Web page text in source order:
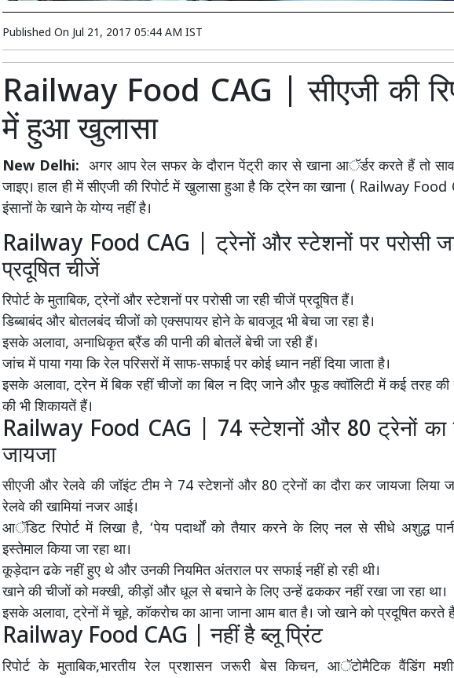
Published On Jul 21, 2017 05:44 AM IST
Railway Food CAG | सीएजी की
में हुआ खुलासा
New Delhi: अगर आप रेल सफर के दौरान पेंट्री कार से खाना आॅर्डर करते हैं तो
जाइए। हाल ही में सीएजी की रिपोर्ट में खुलासा हुआ है कि ट्रेन का खाना ( Railway Food
इंसानों के खाने के योग्य नहीं है।
Railway Food CAG | ट्रेनों और स्टेशनों पर परोसी
प्रदूषित चीजें
रिपोर्ट के मुताबिक, ट्रेनों और स्टेशनों पर परोसी जा रही चीजें प्रदूषित हैं।
डिब्बाबंद और बोतलबंद चीजों को एक्सपायर होने के बावजूद भी बेचा जा रहा है।
इसके अलावा, अनाधिकृत ब्रैंड की पानी की बोतलें बेची जा रही हैं।
जांच में पाया गया कि रेल परिसरों में साफ-सफाई पर कोई ध्यान नहीं दिया जाता है।
इसके अलावा, ट्रेन में बिक रहीं चीजों का बिल न दिए जाने और फूड क्वॉलिटी में कई तरह की
की भी शिकायतें हैं।
Railway Food CAG | 74 स्टेशनों और 80 ट्रेनों का
जायजा
सीएजी और रेलवे की जॉइंट टीम ने 74 स्टेशनों और 80 ट्रेनों का दौरा कर जायजा लिया
रेलवे की खामियां नजर आई।
आॅडिट रिपोर्ट में लिखा है, ‘पेय पदार्थों को तैयार करने के लिए नल से सीधे अशुद्ध
इस्तेमाल किया जा रहा था।
कूड़ेदान ढके नहीं हुए थे और उनकी नियमित अंतराल पर सफाई नहीं हो रही थी।
खाने की चीजों को मक्खी, कीड़ों और धूल से बचाने के लिए उन्हें ढककर नहीं रखा जा रहा था।
इसके अलावा, ट्रेनों में चूहे, कॉकरोच का आना जाना आम बात है। जो खाने को प्रदूषित करते
Railway Food CAG | नहीं है ब्लू प्रिंट
रिपोर्ट के मुताबिक,भारतीय रेल प्रशासन जरूरी बेस किचन, आॅटोमैटिक वैंडिंग